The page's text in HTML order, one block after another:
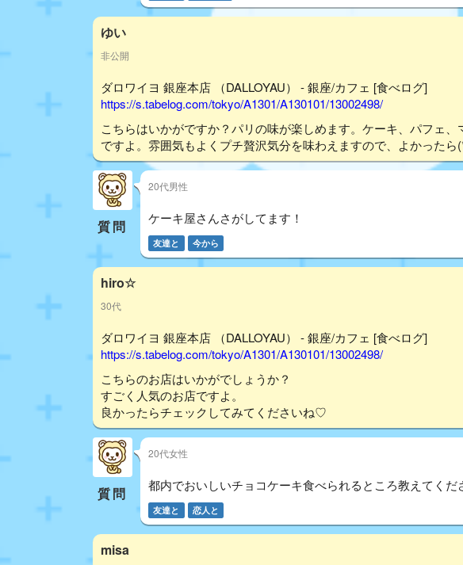
ゆい
非公開
ダロワイヨ 銀座本店 （DALLOYAU） - 銀座/カフェ [食べログ]
https://s.tabelog.com/tokyo/A1301/A130101/13002498/
こちらはいかがですか？パリの味が楽しめます。ケーキ、パフェ
ですよ。雰囲気もよくプチ贅沢気分を味わえますので、よかったら
質問
20代男性
ケーキ屋さんさがしてます！
友達と 今から
hiro☆
30代
ダロワイヨ 銀座本店 （DALLOYAU） - 銀座/カフェ [食べログ]
https://s.tabelog.com/tokyo/A1301/A130101/13002498/
こちらのお店はいかがでしょうか？
すごく人気のお店ですよ。
良かったらチェックしてみてくださいね♡
質問
20代女性
都内でおいしいチョコケーキ食べられるところ教えてくだ
友達と 恋人と
misa